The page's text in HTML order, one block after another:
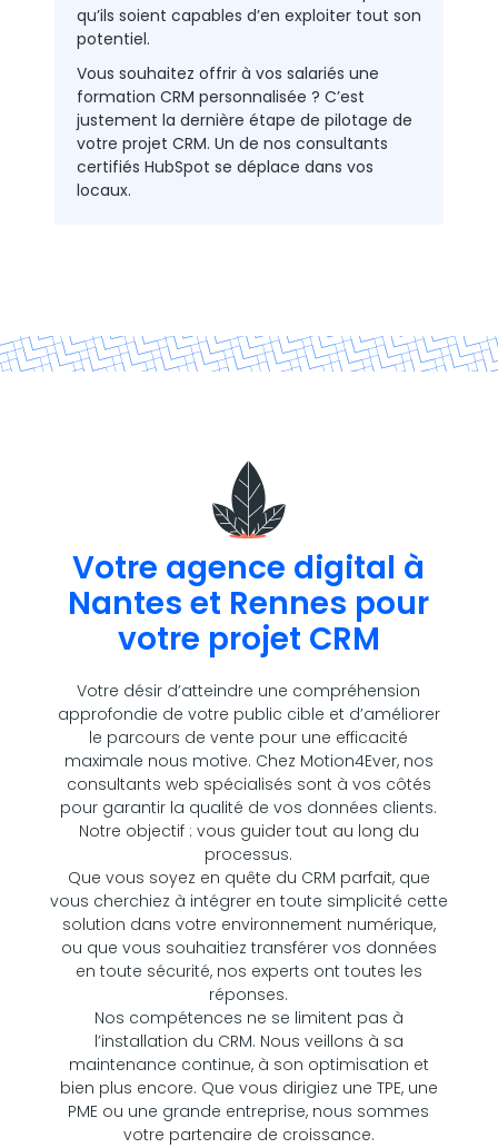
qu’ils soient capables d’en exploiter tout son
potentiel.
Vous souhaitez offrir à vos salariés une
formation CRM personnalisée ? C’est
justement la dernière étape de pilotage de
votre projet CRM. Un de nos consultants
certifiés HubSpot se déplace dans vos
locaux.
Votre agence digital à
Nantes et Rennes pour
votre projet CRM
Votre désir d’atteindre une compréhension
approfondie de votre public cible et d’améliorer
le parcours de vente pour une efficacité
maximale nous motive. Chez Motion4Ever, nos
consultants web spécialisés sont à vos côtés
pour garantir la qualité de vos données clients.
Notre objectif : vous guider tout au long du
processus.
Que vous soyez en quête du CRM parfait, que
vous cherchiez à intégrer en toute simplicité cette
solution dans votre environnement numérique,
ou que vous souhaitiez transférer vos données
en toute sécurité, nos experts ont toutes les
réponses.
Nos compétences ne se limitent pas à
l’installation du CRM. Nous veillons à sa
maintenance continue, à son optimisation et
bien plus encore. Que vous dirigiez une TPE, une
PME ou une grande entreprise, nous sommes
votre partenaire de croissance.